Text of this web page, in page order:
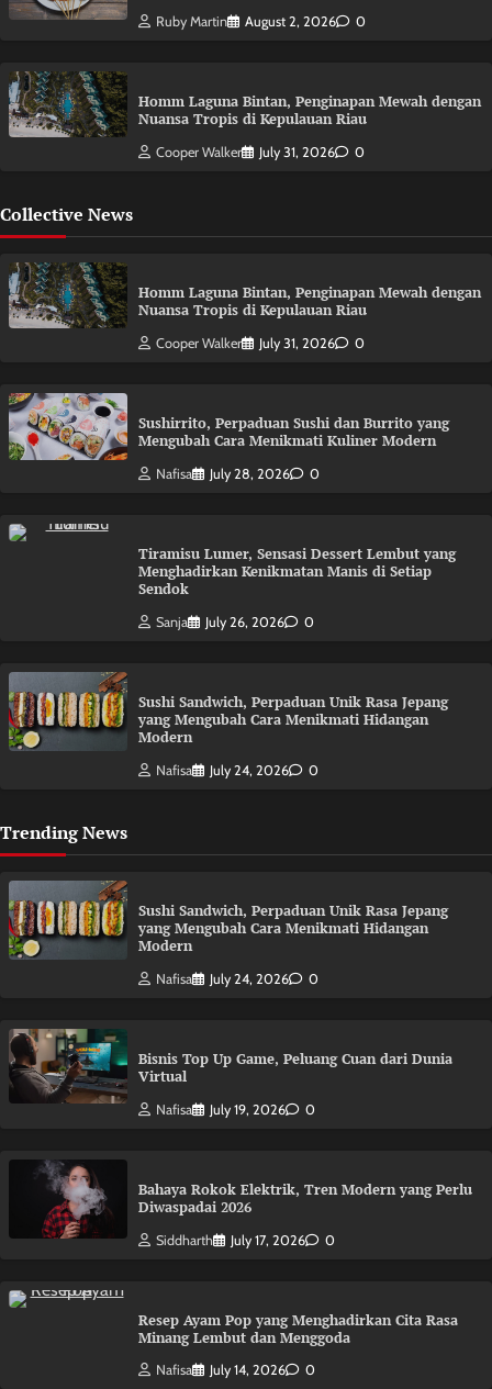
Ruby Martin August 2, 2026 0
Homm Laguna Bintan, Penginapan Mewah dengan
Nuansa Tropis di Kepulauan Riau
Cooper Walker July 31, 2026 0
Collective News
Homm Laguna Bintan, Penginapan Mewah dengan
Nuansa Tropis di Kepulauan Riau
Cooper Walker July 31, 2026 0
Sushirrito, Perpaduan Sushi dan Burrito yang
Mengubah Cara Menikmati Kuliner Modern
Nafisa July 28, 2026 0
Tiramisu Lumer, Sensasi Dessert Lembut yang
Menghadirkan Kenikmatan Manis di Setiap
Sendok
Sanja July 26, 2026 0
Sushi Sandwich, Perpaduan Unik Rasa Jepang
yang Mengubah Cara Menikmati Hidangan
Modern
Nafisa July 24, 2026 0
Trending News
Sushi Sandwich, Perpaduan Unik Rasa Jepang
yang Mengubah Cara Menikmati Hidangan
Modern
Nafisa July 24, 2026 0
Bisnis Top Up Game, Peluang Cuan dari Dunia
Virtual
Nafisa July 19, 2026 0
Bahaya Rokok Elektrik, Tren Modern yang Perlu
Diwaspadai 2026
Siddharth July 17, 2026 0
Resep Ayam Pop yang Menghadirkan Cita Rasa
Minang Lembut dan Menggoda
Nafisa July 14, 2026 0